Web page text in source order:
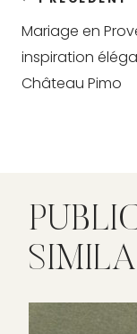
de
l’article
Mariage en
inspiration
Château Pimo